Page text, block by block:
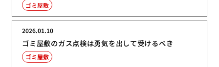
ゴミ屋敷
ゴミ屋敷のガス点検は勇気を出して受けるべき
2026.01.10
ゴミ屋敷